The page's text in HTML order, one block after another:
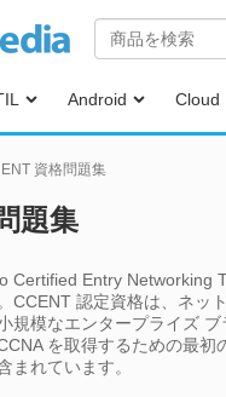
Android Cloud
資格問題集
題集
Certified Entry Networking
CCENT 認定資格は、ネッ
規模なエンタープライズ
を取得するための最
まれています。